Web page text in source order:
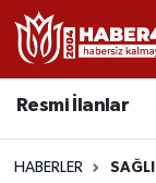
Resmi İlanlar
HABERLER
Resmi
Asayiş
Uşak
Uşak Hava